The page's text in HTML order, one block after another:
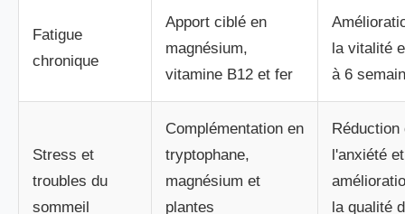
Fatigue
chronique
Apport ciblé en
magnésium,
vitamine B12 et fer
la vitalité
à 6
Stress et
troubles du
sommeil
Complémentation en
tryptophane,
magnésium et
plantes
Réduction
l'anxiété et
la qualité